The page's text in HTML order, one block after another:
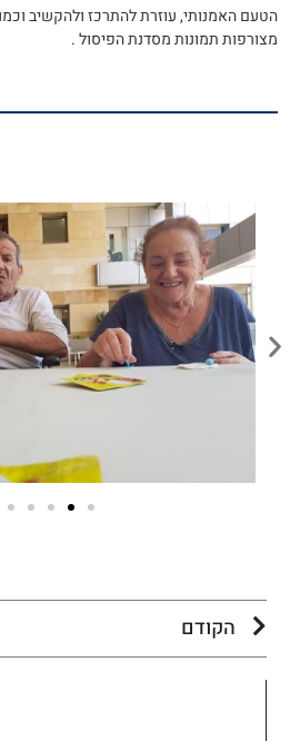
הטעם האמנותי, עוזרת להתרכז ולהקשיב
מצורפות תמונות מסדנת הפיסול .
הקודם